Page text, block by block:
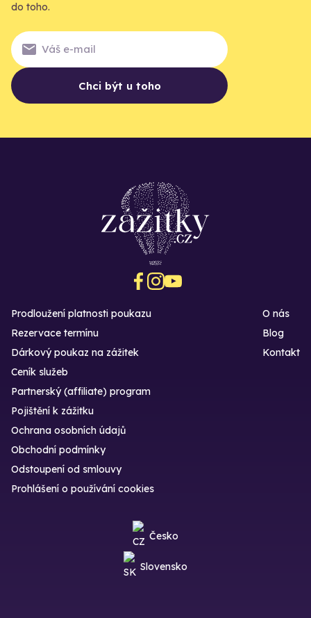
do toho.
Chci být u toho
Prodloužení platnosti poukazu
Rezervace termínu
Dárkový poukaz na zážitek
O nás
Blog
Kontakt
Ceník služeb
Partnerský (affiliate) program
Pojištění k zážitku
Ochrana osobních údajů
Obchodní podmínky
Odstoupení od smlouvy
Prohlášení o používání cookies
Česko
Slovensko